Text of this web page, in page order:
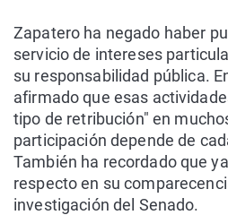
Zapatero ha negado haber
servicio de intereses
su responsabilidad pública.
afirmado que esas
tipo de retribución" en
participación depende de
También ha recordado que
respecto en su
investigación del Senado.